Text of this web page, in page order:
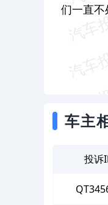
们一直
车主
投诉